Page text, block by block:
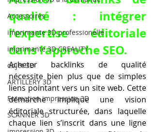
Accessoires
imprimante 3D professionelle
imprimante 3D CREALITY
objet 3D
ARTILLERY 3D
Formation impression 3D
SCANNER 3D
qualité : intégrer
l’expertise éditoriale
dans l’approche SEO.
Acheter backlinks de qualité
nécessite bien plus que de simples
liens pointant vers un site web. Cette
démarche implique une vision
éditoriale structurée, dans laquelle
chaque lien s’inscrit dans une ligne